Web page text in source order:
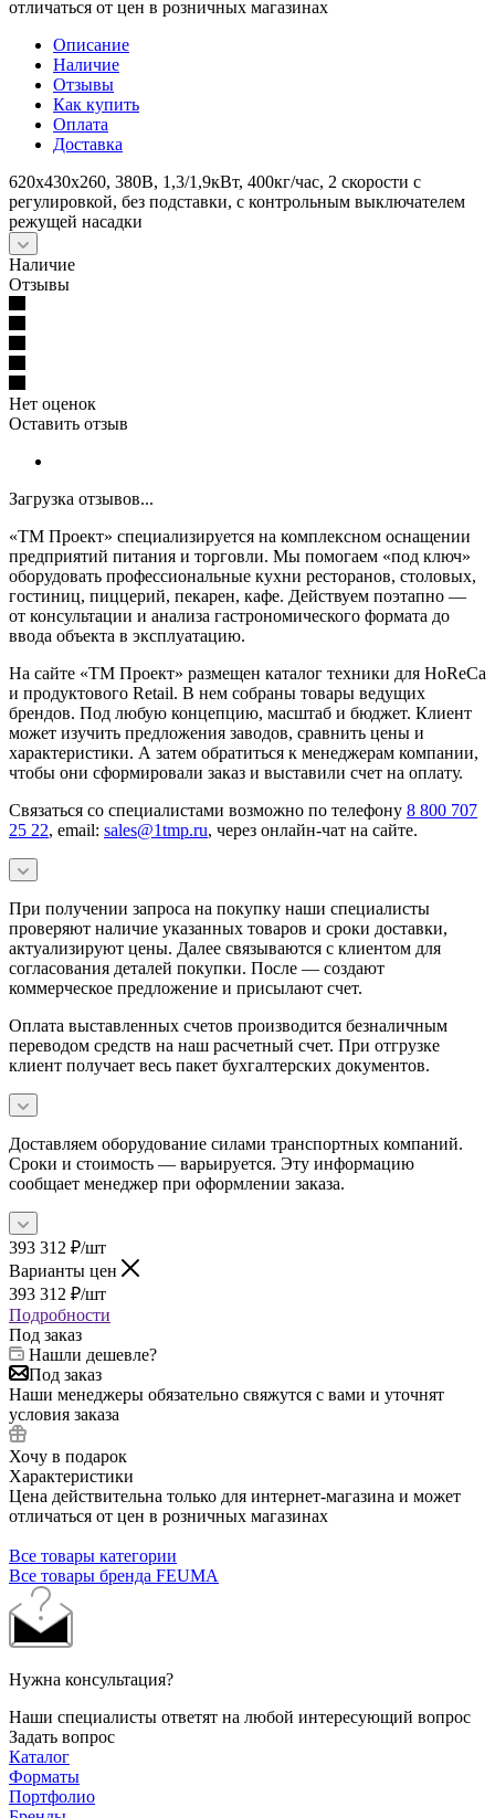
отличаться от цен в розничных магазинах
Описание
Наличие
Отзывы
Как купить
Оплата
Доставка
620x430x260, 380В, 1,3/1,9кВт, 400кг/час, 2 скорости с
регулировкой, без подставки, с контрольным выключателем
режущей насадки
Наличие
Отзывы
Нет оценок
Оставить отзыв
Загрузка отзывов...
«ТМ Проект» специализируется на комплексном оснащении
предприятий питания и торговли. Мы помогаем «под ключ»
оборудовать профессиональные кухни ресторанов, столовых,
гостиниц, пиццерий, пекарен, кафе. Действуем поэтапно —
от консультации и анализа гастрономического формата до
ввода объекта в эксплуатацию.
На сайте «ТМ Проект» размещен каталог техники для HoReCa
и продуктового Retail. В нем собраны товары ведущих
брендов. Под любую концепцию, масштаб и бюджет. Клиент
может изучить предложения заводов, сравнить цены и
характеристики. А затем обратиться к менеджерам компании,
чтобы они сформировали заказ и выставили счет на оплату.
Связаться со специалистами возможно по телефону 8 800 707
25 22, email: sales@1tmp.ru, через онлайн-чат на сайте.
При получении запроса на покупку наши специалисты
проверяют наличие указанных товаров и сроки доставки,
актуализируют цены. Далее связываются с клиентом для
согласования деталей покупки. После — создают
коммерческое предложение и присылают счет.
Оплата выставленных счетов производится безналичным
переводом средств на наш расчетный счет. При отгрузке
клиент получает весь пакет бухгалтерских документов.
Доставляем оборудование силами транспортных компаний.
Сроки и стоимость — варьируется. Эту информацию
сообщает менеджер при оформлении заказа.
393 312 ₽/шт
Варианты цен
393 312 ₽/шт
Подробности
Под заказ
Нашли дешевле?
Под заказ
Наши менеджеры обязательно свяжутся с вами и уточнят
условия заказа
Хочу в подарок
Характеристики
Цена действительна только для интернет-магазина и может
отличаться от цен в розничных магазинах
Все товары категории
Все товары бренда FEUMA
Нужна консультация?
Наши специалисты ответят на любой интересующий вопрос
Задать вопрос
Каталог
Форматы
Портфолио